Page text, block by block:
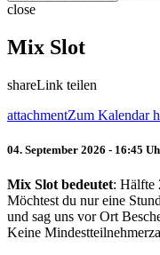
close
Mix Slot
shareLink teilen
attachmentZum Kalendar
04. September 2026 - 16:45
Mix Slot bedeutet: Hälfte
Möchtest du nur eine
und sag uns vor Ort
Keine